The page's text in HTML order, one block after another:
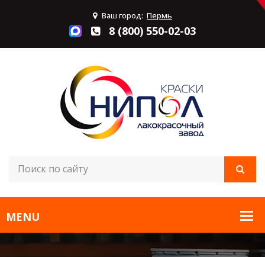
Ваш город: Пермь
8 (800) 550-02-03